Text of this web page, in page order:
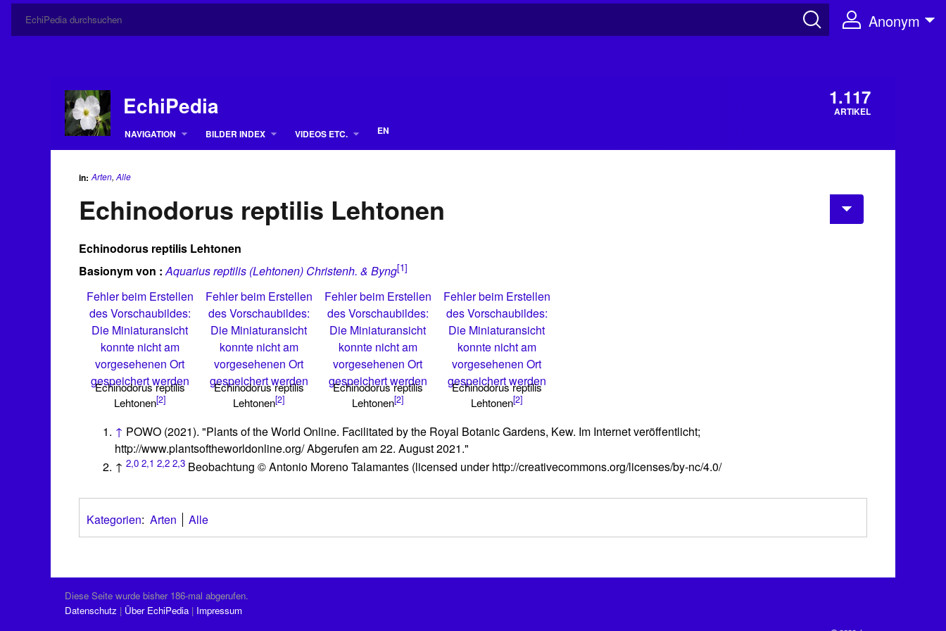
Anonym
EchiPedia 1.117
ARTIKEL
NAVIGATION
BILDER INDEX VIDEOS ETC. EN
in: Arten, Alle
Echinodorus reptilis Lehtonen
Echinodorus reptilis Lehtonen
Basionym von : Aquarius reptilis (Lehtonen) Christenh. & Byng[1]
Fehler beim Erstellen
des Vorschaubildes:
Die Miniaturansicht
konnte nicht am
vorgesehenen Ort
gespeichert werden
Echinodorus reptilis
Lehtonen[2]
Fehler beim Erstellen
des Vorschaubildes:
Die Miniaturansicht
konnte nicht am
vorgesehenen Ort
gespeichert werden
Echinodorus reptilis
Lehtonen[2]
Fehler beim Erstellen
des Vorschaubildes:
Die Miniaturansicht
konnte nicht am
vorgesehenen Ort
gespeichert werden
Echinodorus reptilis
Lehtonen[2]
Fehler beim Erstellen
des Vorschaubildes:
Die Miniaturansicht
konnte nicht am
vorgesehenen Ort
gespeichert werden
Echinodorus reptilis
Lehtonen[2]
↑ POWO (2021). "Plants of the World Online. Facilitated by the Royal Botanic Gardens, Kew. Im Internet veröffentlicht;
http://www.plantsoftheworldonline.org/ Abgerufen am 22. August 2021."
↑2,0 2,1 2,2 2,3 Beobachtung © Antonio Moreno Talamantes (licensed under http://creativecommons.org/licenses/by-nc/4.0/
Kategorien: Arten Alle
Diese Seite wurde bisher 186-mal abgerufen.
Datenschutz
Über EchiPedia Impressum